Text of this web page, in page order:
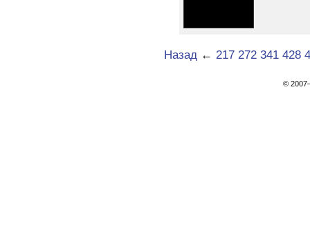
Назад ← 217 272 341 428
©